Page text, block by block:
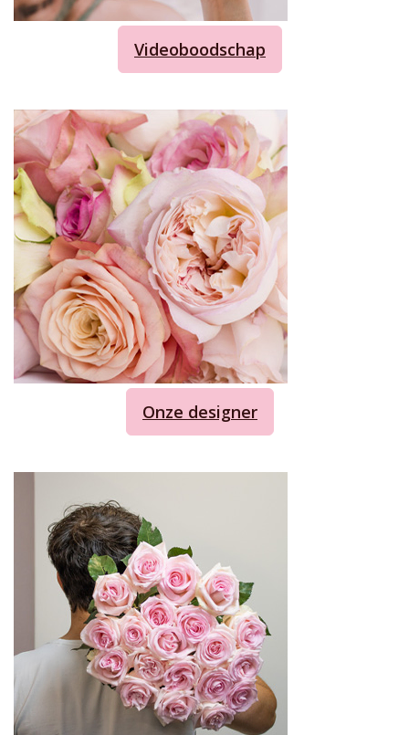
Videoboodschap
Onze designer